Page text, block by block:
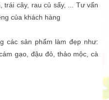
cây, rau củ sấy, ... Tư vấn
của khách hàng
các sản phẩm làm đẹp như:
gạo, đậu đỏ, thảo mộc, cà